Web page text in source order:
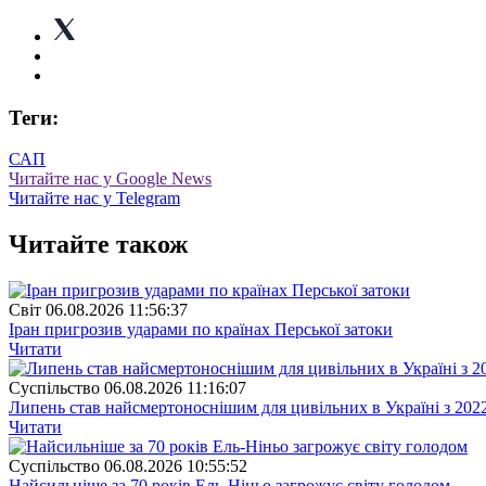
Теги:
САП
Читайте нас у Google News
Читайте нас у Telegram
Читайте також
Свiт 06.08.2026 11:56:37
Іран пригрозив ударами по країнах Перської затоки
Читати
Суспiльство 06.08.2026 11:16:07
Липень став найсмертоноснішим для цивільних в Україні з
Читати
Суспiльство 06.08.2026 10:55:52